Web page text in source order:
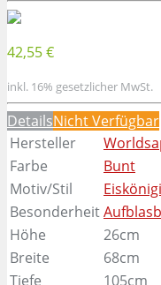
42,55 €
inkl. 16% gesetzlicher MwSt.
DetailsNicht Verfügbar
Hersteller
Farbe
Bunt
Motiv/Stil
Besonderheit
Höhe
26cm
Breite
68cm
Tiefe
105cm